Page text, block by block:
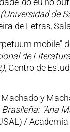
do eu no
de
de Letras,
mobile"
de
, Centro de
Machado y
"Ana
/